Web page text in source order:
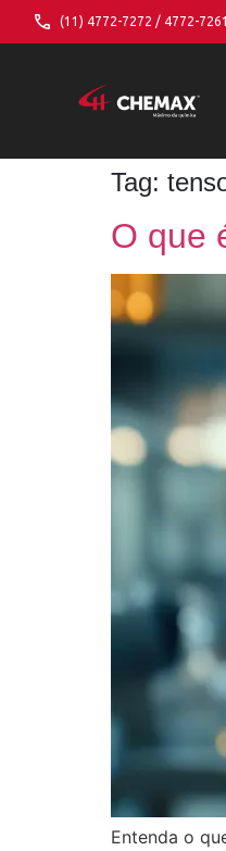
(11) 4772-7272 / 4772-7261
Tag:
O que
Entenda o